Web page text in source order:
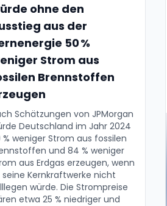
ohne den
aus der
50 %
Strom aus
Brennstoffen
Schätzungen von JPMorgan
Deutschland im Jahr 2024
% weniger Strom aus fossilen
und 84 % weniger
aus Erdgas erzeugen, wenn
seine Kernkraftwerke nicht
würde. Die Strompreise
etwa 25 % niedriger und